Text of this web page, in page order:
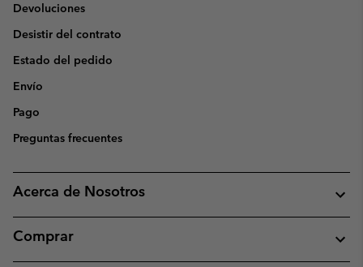
Devoluciones
Desistir del contrato
Estado del pedido
Envío
Pago
Preguntas frecuentes
Acerca de Nosotros
Comprar